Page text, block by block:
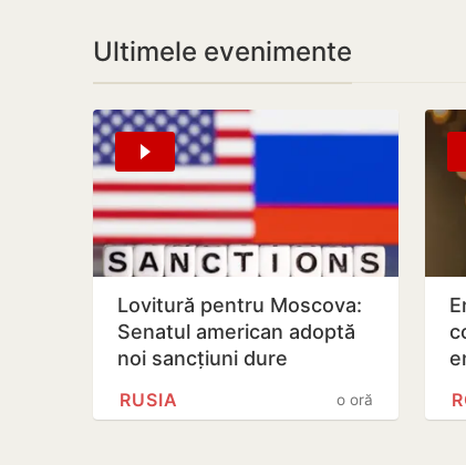
Ultimele evenimente
Lovitură pentru Moscova:
Senatul american adoptă
noi sancțiuni dure
o oră
RUSIA